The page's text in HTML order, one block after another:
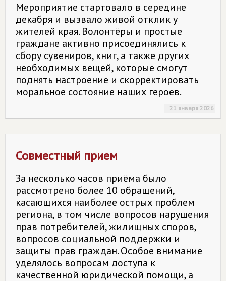
Мероприятие стартовало в середине
декабря и вызвало живой отклик у
жителей края. Волонтёры и простые
граждане активно присоединялись к
сбору сувениров, книг, а также других
необходимых вещей, которые смогут
поднять настроение и скорректировать
моральное состояние наших героев.
21 января 2026
Совместный прием
За несколько часов приёма было
рассмотрено более 10 обращений,
касающихся наиболее острых проблем
региона, в том числе вопросов нарушения
прав потребителей, жилищных споров,
вопросов социальной поддержки и
защиты прав граждан. Особое внимание
уделялось вопросам доступа к
качественной юридической помощи, а